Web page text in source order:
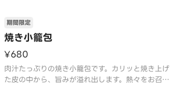
焼き小籠包
期間限定
¥680
肉汁たっぷりの焼き小籠包です。カリッと焼き上げ
た皮の中から、旨みが溢れ出します。熱々をお召し